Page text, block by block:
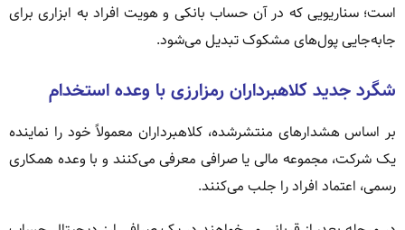
است؛ سناریویی که در آن حساب بانکی و هویت افراد به ابزاری برای
جابه‌جایی پول‌های مشکوک تبدیل می‌شود.
شگرد جدید کلاهبرداران رمزارزی با وعده استخدام
بر اساس هشدارهای منتشرشده، کلاهبرداران معمولاً خود را نماینده
یک شرکت، مجموعه مالی یا صرافی معرفی می‌کنند و با وعده همکاری
رسمی، اعتماد افراد را جلب می‌کنند.